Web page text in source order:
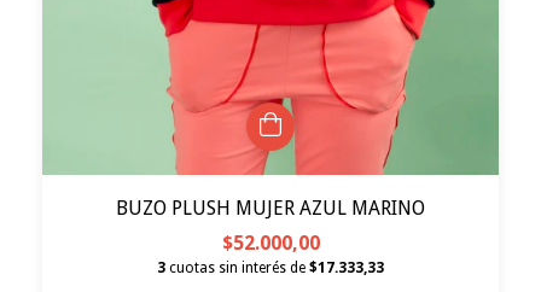
BUZO PLUSH MUJER AZUL MARINO
$52.000,00
3 cuotas sin interés de $17.333,33